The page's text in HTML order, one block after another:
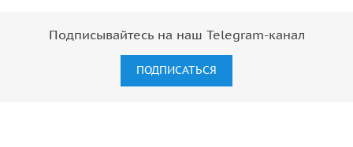
Подписывайтесь на наш Telegram-канал
ПОДПИСАТЬСЯ